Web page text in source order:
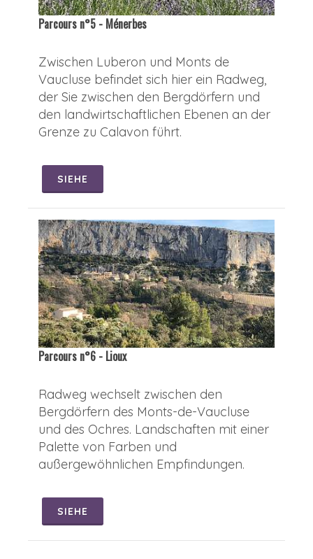
Parcours n°5 - Ménerbes
Zwischen Luberon und Monts de
Vaucluse befindet sich hier ein Radweg,
der Sie zwischen den Bergdörfern und
den landwirtschaftlichen Ebenen an der
Grenze zu Calavon führt.
SIEHE
Parcours n°6 - Lioux
Radweg wechselt zwischen den
Bergdörfern des Monts-de-Vaucluse
und des Ochres. Landschaften mit einer
Palette von Farben und
außergewöhnlichen Empfindungen.
SIEHE